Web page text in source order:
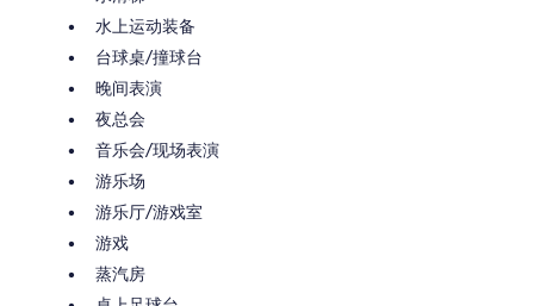
水上运动装备
台球桌/撞球台
晚间表演
夜总会
音乐会/现场表演
游乐场
游乐厅/游戏室
游戏
蒸汽房